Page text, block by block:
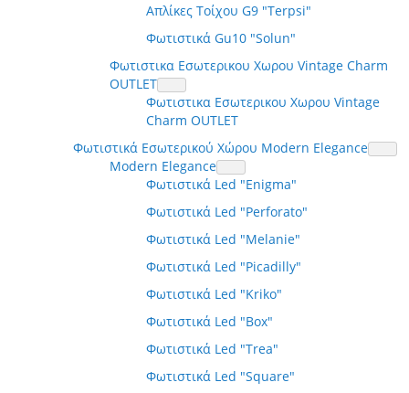
Απλίκες Τοίχου G9 "Terpsi"
Φωτιστικά Gu10 "Solun"
Φωτιστικα Εσωτερικου Χωρου Vintage Charm
OUTLET
Φωτιστικα Εσωτερικου Χωρου Vintage
Charm OUTLET
Φωτιστικά Εσωτερικού Χώρου Modern Elegance
Modern Elegance
Φωτιστικά Led "Enigma"
Φωτιστικά Led "Perforato"
Φωτιστικά Led "Melanie"
Φωτιστικά Led "Picadilly"
Φωτιστικά Led "Kriko"
Φωτιστικά Led "Box"
Φωτιστικά Led "Trea"
Φωτιστικά Led "Square"